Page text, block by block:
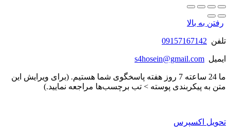
رفتن به بالا
تلفن 09157167142
ایمیل s4hosein@gmail.com
ما 24 ساعته 7 روز هفته پاسخگوی شما هستیم. (برای ویرایش این
متن به پیکربندی پوسته > تب برچسب‌ها مراجعه نمایید.)
تحویل اکسپرس